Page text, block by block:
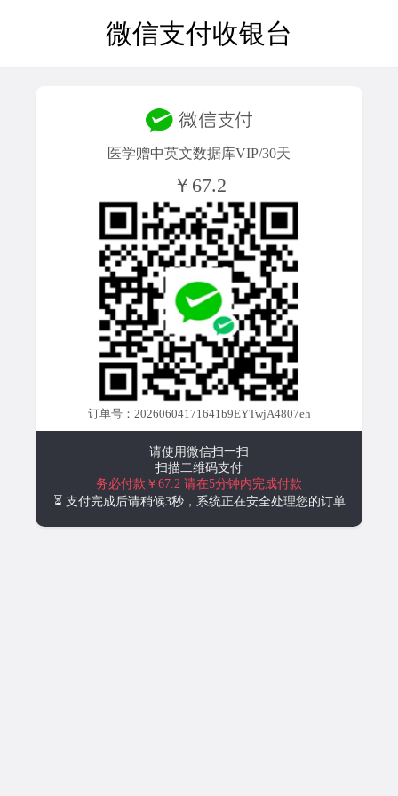
微信支付收银台
医学赠中英文数据库VIP/30天
￥67.2
订单号：20260604171641b9EYTwjA4807eh
请使用微信扫一扫
扫描二维码支付
务必付款￥67.2 请在5分钟内完成付款
⏳ 支付完成后请稍候3秒，系统正在安全处理您的订单